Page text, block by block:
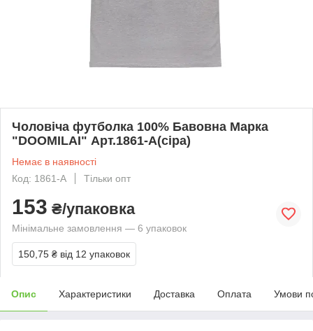
Чоловіча футболка 100% Бавовна Марка
"DOOMILAI" Арт.1861-A(сіра)
Немає в наявності
Код: 1861-A
Тільки опт
153 ₴/упаковка
Мінімальне замовлення — 6 упаковок
150,75 ₴ від 12 упаковок
Опис Характеристики Доставка Оплата Умови